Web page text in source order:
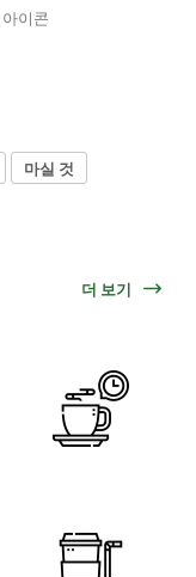
이콘
마실 것
더 보기